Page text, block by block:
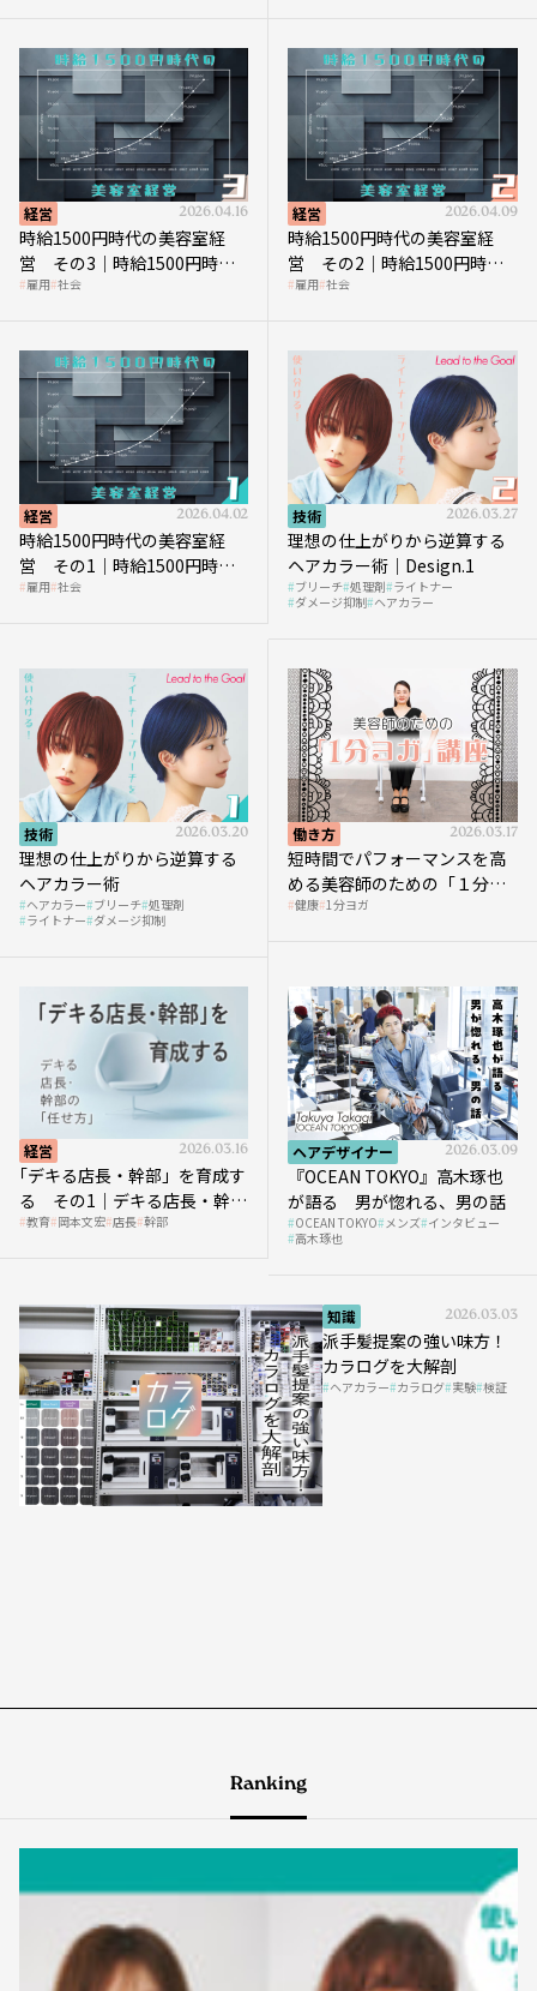
経営 2026.04.16
時給1500円時代の美容室経
営 その3｜時給1500円時
代、美容業はどのような影響
雇用 社会
経営 2026.04.09
時給1500円時代の美容室経
営 その2｜時給1500円時代
に支払う給与はいくらなのか
雇用 社会
経営 2026.04.02
時給1500円時代の美容室経
営 その1｜時給1500円時代
へ向かう社会的背景
雇用 社会
技術 2026.03.27
理想の仕上がりから逆算する
ヘアカラー術｜Design.1
ブリーチ 処理剤 ライトナー
ダメージ抑制 ヘアカラー
技術 2026.03.20
理想の仕上がりから逆算する
ヘアカラー術
ヘアカラー ブリーチ 処理剤
ライトナー ダメージ抑制
働き方 2026.03.17
短時間でパフォーマンスを高
める美容師のための「１分ヨ
ガ」講座｜実践編
健康 1分ヨガ
経営 2026.03.16
｢デキる店長・幹部」を育成す
る その1｜デキる店長・幹部
の「任せ方」
教育 岡本文宏 店長 幹部
ヘアデザイナー 2026.03.09
『OCEAN TOKYO』高木琢也
が語る 男が惚れる、男の話
OCEAN TOKYO メンズ インタビュー
高木琢也
知識 2026.03.03
派手髪提案の強い味方！
カラログを大解剖
ヘアカラー カラログ 実験 検証
Ranking